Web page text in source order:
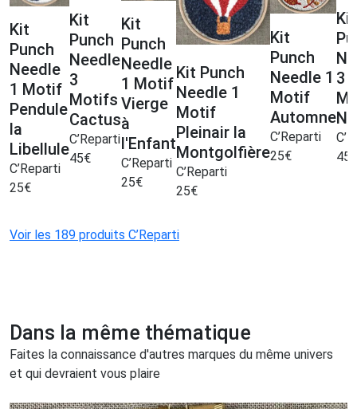
Kit
Punch
Needle
1 Motif
Pendule
la
Libellule
C’Reparti
25€
Kit
Punch
Needle
3
Motifs
Cactus
C’Reparti
45€
Kit
Punch
Needle
1 Motif
Vierge
à
l'Enfant
C’Reparti
25€
Kit Punch
Needle 1
Motif
Pleinair la
Montgolfière
C’Reparti
25€
Kit
Punch
Needle 1
Motif
Automne
C’Reparti
25€
Kit
3
45
Voir les 189 produits C’Reparti
Dans la même thématique
Faites la connaissance d'autres marques du même univers
et qui devraient vous plaire